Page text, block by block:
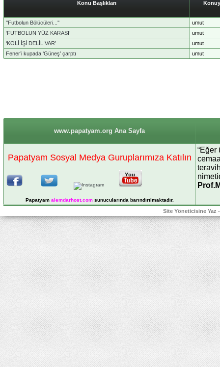
Konu Başlıkları
''Futbolun Bölücüleri...''
umut
‘FUTBOLUN YÜZ KARASI’
umut
‘KOLİ İŞİ DELİL VAR’
umut
Fener’i kupada ‘Güneş’ çarptı
umut
www.papatyam.org Ana Sayfa
Papatyam Sosyal Medya Guruplarımıza Katılın
Papatyam alemdarhost.comsunucularında barındırılmaktadır.
“Eğer
Site Yöneticisine Yaz